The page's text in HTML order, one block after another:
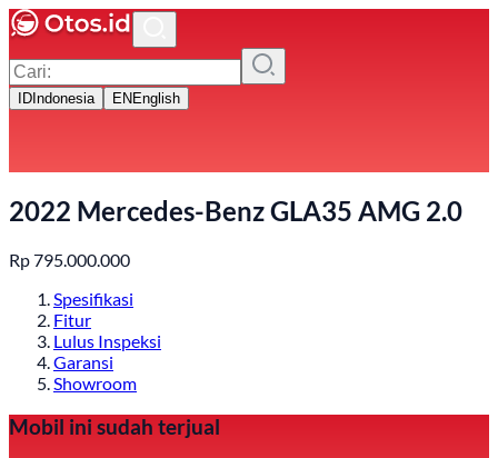
ID Indonesia EN English
2022 Mercedes-Benz GLA35 AMG 2.0
Rp795.000.000
Spesifikasi
Fitur
Lulus Inspeksi
Garansi
Showroom
Mobil ini sudah terjual